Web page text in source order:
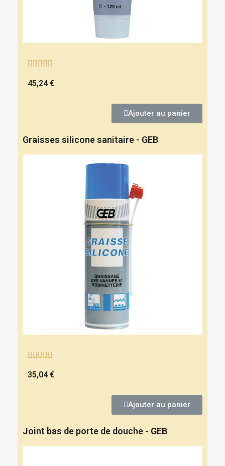
    
45,24 €
Ajouter au panier
Graisses silicone sanitaire - GEB
    
35,04 €
Ajouter au panier
Joint bas de porte de douche - GEB